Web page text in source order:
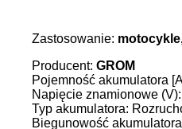
Zastosowanie:
Producent: GROM
Pojemność akumulatora
Napięcie znamionowe (V):
Typ akumulatora:
Biegunowość